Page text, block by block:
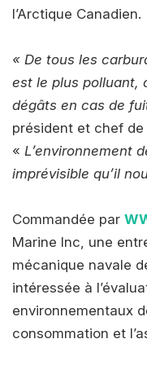
l’Arctique Canadien.
« De tous les
est le plus polluant,
dégâts en cas de
président et chef
« L’environnement
imprévisible qu’il
Commandée par
Marine Inc, une
mécanique navale
intéressée à
environnementaux
consommation et